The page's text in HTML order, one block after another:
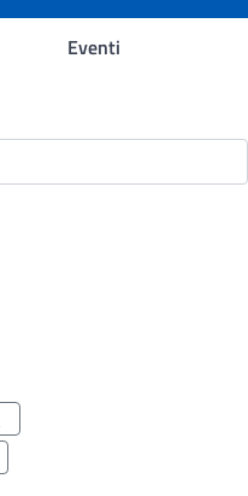
Eventi